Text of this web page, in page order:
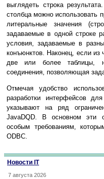
выглядеть строка
столбца можно использовать
литеральные значения
задаваемые в одной строке
условия, задаваемые в
конъюнктов. Наконец, если
две или более таблицы,
соединения, позволяющая
Отмечая удобство
разработки интерфейсов
указывают на ряд
JavaDQD. В основном эти
особым требованиям,
ODBC.
Новости IT
7 августа 2026